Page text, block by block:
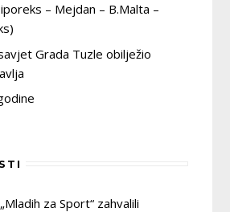
– Mejdan – B.Malta –
Grada Tuzle obilježio
za Sport“ zahvalili